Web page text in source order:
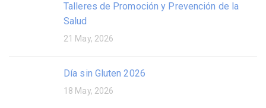
Talleres de Promoción y Prevención de la
Salud
21 May, 2026
Día sin Gluten 2026
18 May, 2026